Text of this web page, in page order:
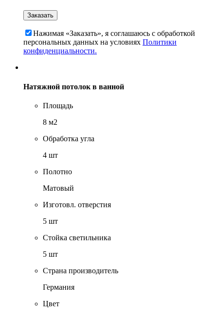
Нажимая «Заказать», я соглашаюсь c обработкой
персональных данных на условиях Политики
конфиденциальности.
Натяжной потолок в ванной
Площадь
8 м2
Обработка угла
4 шт
Полотно
Матовый
Изготовл. отверстия
5 шт
Стойка светильника
5 шт
Страна производитель
Германия
Цвет